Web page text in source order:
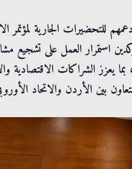
للتحضيرات الجارية لمؤتمر
استمرار العمل على تشجيع
بما يعزز الشراكات الاقتصادية
بين الأردن والاتحاد